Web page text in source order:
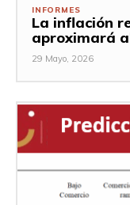
INFORMES
La inflación
aproximará
29 Mayo, 2026